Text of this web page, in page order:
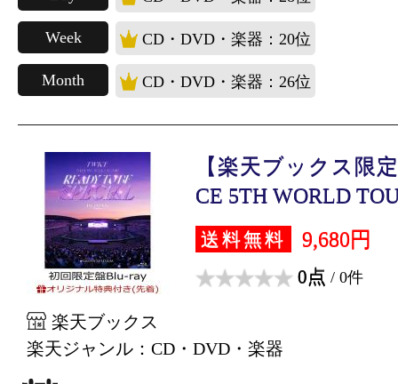
Week CD・DVD・楽器：20位
Month CD・DVD・楽器：26位
【楽天ブックス限
CE 5TH WORLD
送料無料 9,680円
0点 / 0件
楽天ブックス
楽天ジャンル：CD・DVD・楽器